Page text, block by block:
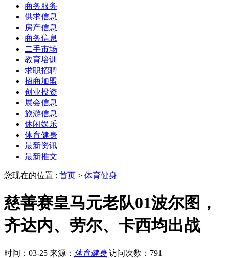
商务服务
供求信息
房产信息
商务信息
二手市场
教育培训
求职招聘
招商加盟
创业投资
展会信息
旅游信息
休闲娱乐
体育健身
最新资讯
最新推文
您现在的位置 : 首页 > 体育健身
慈善赛皇马元老队01波尔图，
齐达内、劳尔、卡西均出战
时间：03-25 来源： 体育健身 访问次数：791